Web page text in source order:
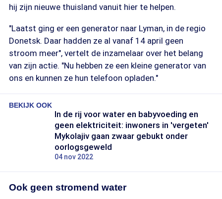
hij zijn nieuwe thuisland vanuit hier te helpen.
"Laatst ging er een generator naar Lyman, in de regio
Donetsk. Daar hadden ze al vanaf 14 april geen
stroom meer", vertelt de inzamelaar over het belang
van zijn actie. "Nu hebben ze een kleine generator van
ons en kunnen ze hun telefoon opladen."
BEKIJK OOK
In de rij voor water en babyvoeding en
geen elektriciteit: inwoners in 'vergeten'
Mykolajiv gaan zwaar gebukt onder
oorlogsgeweld
04 nov 2022
Ook geen stromend water